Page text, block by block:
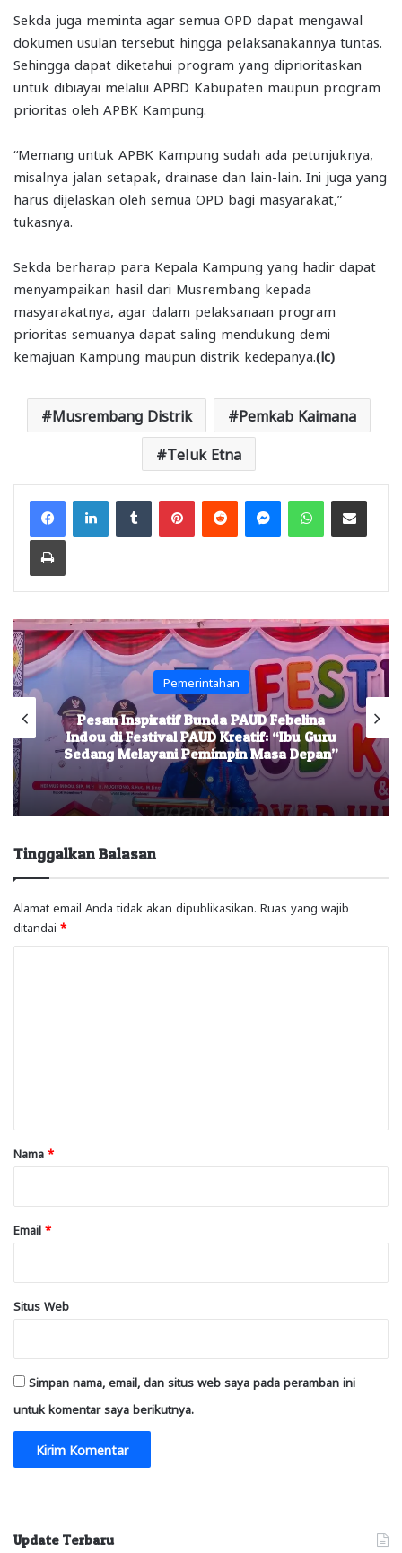
Sekda juga meminta agar semua OPD dapat mengawal
dokumen usulan tersebut hingga pelaksanakannya tuntas.
Sehingga dapat diketahui program yang diprioritaskan
untuk dibiayai melalui APBD Kabupaten maupun program
prioritas oleh APBK Kampung.
“Memang untuk APBK Kampung sudah ada petunjuknya,
misalnya jalan setapak, drainase dan lain-lain. Ini juga yang
harus dijelaskan oleh semua OPD bagi masyarakat,”
tukasnya.
Sekda berharap para Kepala Kampung yang hadir dapat
menyampaikan hasil dari Musrembang kepada
masyarakatnya, agar dalam pelaksanaan program
prioritas semuanya dapat saling mendukung demi
kemajuan Kampung maupun distrik kedepanya. (lc)
Musrembang Distrik Pemkab Kaimana
Teluk Etna
FacebookLinkedInTumblr PinterestReddit MessengerWhatsAppShare via Email
Print
Pemerintahan
Pesan Inspiratif Bunda PAUD Febelina
Indou di Festival PAUD Kreatif: “Ibu Guru
Sedang Melayani Pemimpin Masa Depan”
Tinggalkan Balasan
Alamat email Anda tidak akan dipublikasikan. Ruas yang wajib
ditandai *
rNama *
Email *
Situs Web
Simpan nama, email, dan situs web saya pada peramban ini
untuk komentar saya berikutnya.
Update Terbaru